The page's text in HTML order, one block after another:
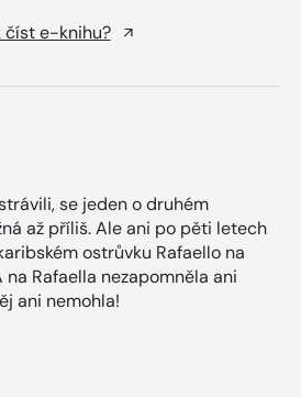
číst e-knihu?
se jeden o druhém
až příliš. Ale ani po pěti letech
ostrůvku Rafaello na
Rafaella nezapomněla ani
ani nemohla!